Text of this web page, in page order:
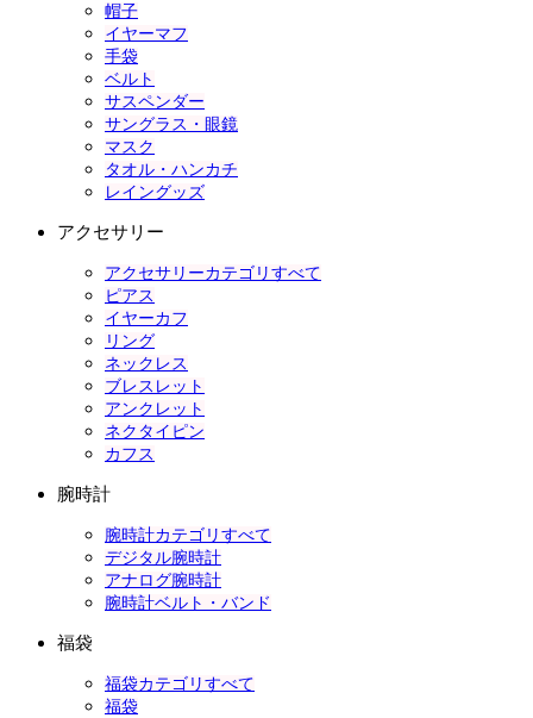
帽子
イヤーマフ
手袋
ベルト
サスペンダー
サングラス・眼鏡
マスク
タオル・ハンカチ
レイングッズ
アクセサリー
アクセサリーカテゴリすべて
ピアス
イヤーカフ
リング
ネックレス
ブレスレット
アンクレット
ネクタイピン
カフス
腕時計
腕時計カテゴリすべて
デジタル腕時計
アナログ腕時計
腕時計ベルト・バンド
福袋
福袋カテゴリすべて
福袋